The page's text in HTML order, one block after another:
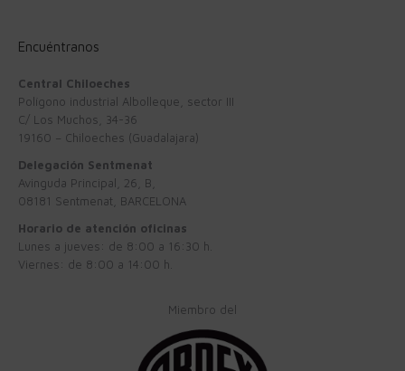
Encuéntranos
Central Chiloeches
Polígono industrial Albolleque, sector III
C/ Los Muchos, 34-36
19160 – Chiloeches (Guadalajara)
Delegación Sentmenat
Avinguda Principal, 26, B,
08181 Sentmenat, BARCELONA
Horario de atención oficinas
Lunes a jueves: de 8:00 a 16:30 h.
Viernes: de 8:00 a 14:00 h.
Miembro del